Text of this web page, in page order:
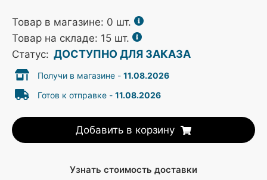
Товар в магазине: 0 шт.
Товар на складе: 15 шт.
Статус: ДОСТУПНО ДЛЯ ЗАКАЗА
Получи в магазине - 11.08.2026
Готов к отправке - 11.08.2026
Добавить в корзину
Узнать стоимость доставки